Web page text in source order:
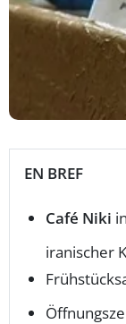
EN BREF
Café Niki
iranischer